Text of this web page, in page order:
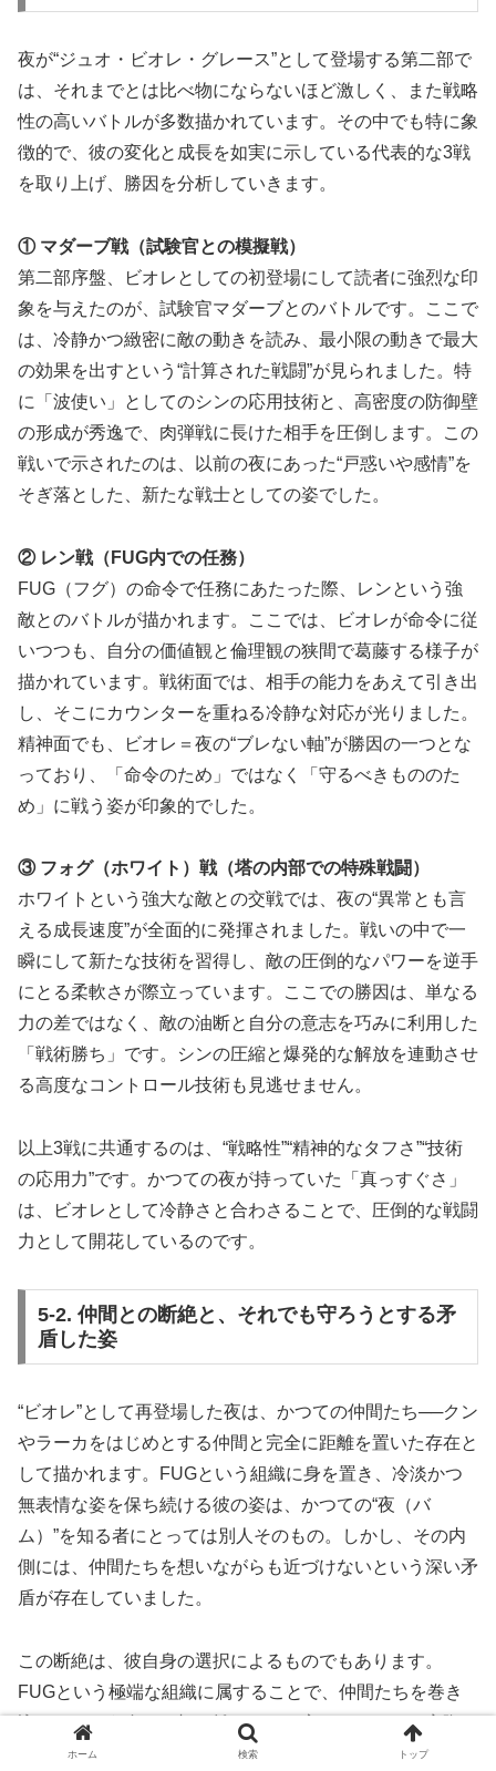
夜が“ジュオ・ビオレ・グレース”として登場する第二部で
は、それまでとは比べ物にならないほど激しく、また戦略
性の高いバトルが多数描かれています。その中でも特に象
徴的で、彼の変化と成長を如実に示している代表的な3戦
を取り上げ、勝因を分析していきます。
① マダーブ戦（試験官との模擬戦）
第二部序盤、ビオレとしての初登場にして読者に強烈な印
象を与えたのが、試験官マダーブとのバトルです。ここで
は、冷静かつ緻密に敵の動きを読み、最小限の動きで最大
の効果を出すという“計算された戦闘”が見られました。特
に「波使い」としてのシンの応用技術と、高密度の防御壁
の形成が秀逸で、肉弾戦に長けた相手を圧倒します。この
戦いで示されたのは、以前の夜にあった“戸惑いや感情”を
そぎ落とした、新たな戦士としての姿でした。
② レン戦（FUG内での任務）
FUG（フグ）の命令で任務にあたった際、レンという強
敵とのバトルが描かれます。ここでは、ビオレが命令に従
いつつも、自分の価値観と倫理観の狭間で葛藤する様子が
描かれています。戦術面では、相手の能力をあえて引き出
し、そこにカウンターを重ねる冷静な対応が光りました。
精神面でも、ビオレ＝夜の“ブレない軸”が勝因の一つとな
っており、「命令のため」ではなく「守るべきもののた
め」に戦う姿が印象的でした。
③ フォグ（ホワイト）戦（塔の内部での特殊戦闘）
ホワイトという強大な敵との交戦では、夜の“異常とも言
える成長速度”が全面的に発揮されました。戦いの中で一
瞬にして新たな技術を習得し、敵の圧倒的なパワーを逆手
にとる柔軟さが際立っています。ここでの勝因は、単なる
力の差ではなく、敵の油断と自分の意志を巧みに利用した
「戦術勝ち」です。シンの圧縮と爆発的な解放を連動させ
る高度なコントロール技術も見逃せません。
以上3戦に共通するのは、“戦略性”“精神的なタフさ”“技術
の応用力”です。かつての夜が持っていた「真っすぐさ」
は、ビオレとして冷静さと合わさることで、圧倒的な戦闘
力として開花しているのです。
5-2. 仲間との断絶と、それでも守ろうとする矛
盾した姿
“ビオレ”として再登場した夜は、かつての仲間たち──クン
やラーカをはじめとする仲間と完全に距離を置いた存在と
して描かれます。FUGという組織に身を置き、冷淡かつ
無表情な姿を保ち続ける彼の姿は、かつての“夜（バ
ム）”を知る者にとっては別人そのもの。しかし、その内
側には、仲間たちを想いながらも近づけないという深い矛
盾が存在していました。
この断絶は、彼自身の選択によるものでもあります。
FUGという極端な組織に属することで、仲間たちを巻き
込まないよう自らを切り離したとも言えるのです。実際
に、ビオレとしての夜は多くの場面で仲間たちと距離を置
ホーム 検索 トップ